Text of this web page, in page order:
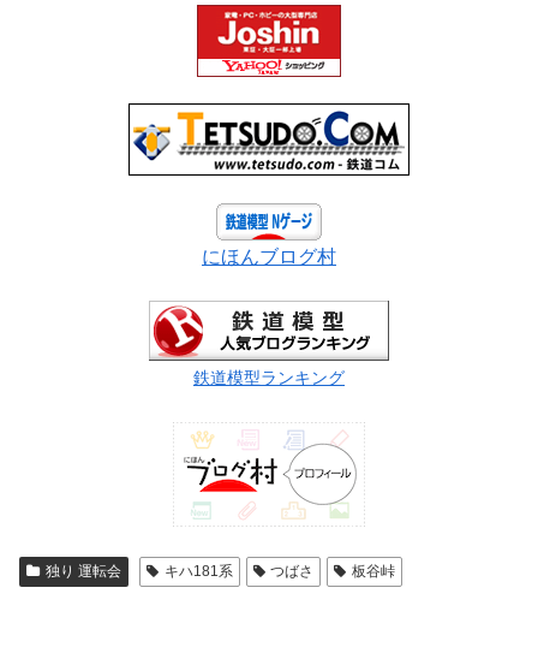
にほんブログ村
鉄道模型ランキング
独り 運転会 キハ181系 つばさ 板谷峠